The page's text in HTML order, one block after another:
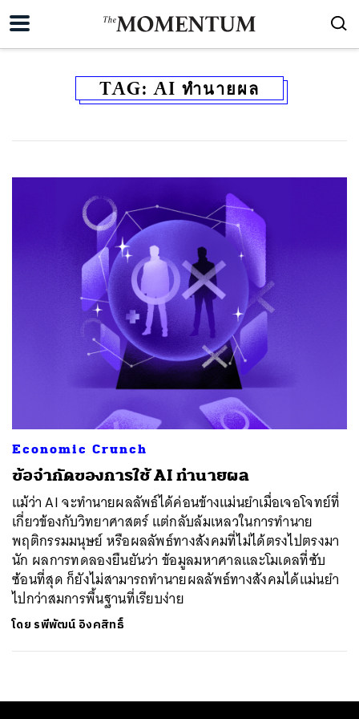
TAG:AI ทำนายผล
Economic Crunch
ข้อจำกัดของการใช้ AI ทำนายผล
แม้ว่า AI จะทำนายผลลัพธ์ได้ค่อนข้างแม่นยำเมื่อเจอโจทย์ที่
เกี่ยวข้องกับวิทยาศาสตร์ แต่กลับล้มเหลวในการทำนาย
พฤติกรรมมนุษย์ หรือผลลัพธ์ทางสังคมที่ไม่ได้ตรงไปตรงมา
นัก ผลการทดลองยืนยันว่า ข้อมูลมหาศาลและโมเดลที่ซับ
ซ้อนที่สุด ก็ยังไม่สามารถทำนายผลลัพธ์ทางสังคมได้แม่นยำ
ไปกว่าสมการพื้นฐานที่เรียบง่าย
โดย รพีพัฒน์ อิงคสิทธิ์
SHARE TWEET LINE EMAIL